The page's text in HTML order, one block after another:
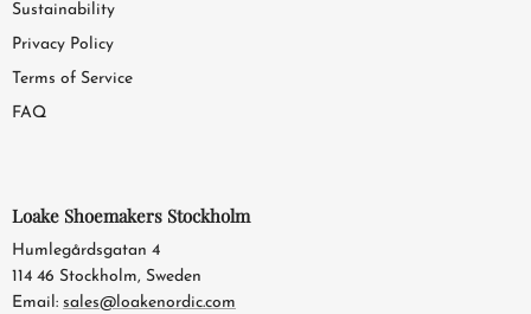
Sustainability
Privacy Policy
Terms of Service
FAQ
Loake Shoemakers Stockholm
Humlegårdsgatan 4
114 46 Stockholm, Sweden
Email: sales@loakenordic.com